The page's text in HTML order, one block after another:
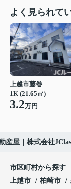
よく見られて
上越市藤巻
1K (21.65㎡)
3.2万円
産屋｜株式会社
市区町村から探す
上越市
柏崎市